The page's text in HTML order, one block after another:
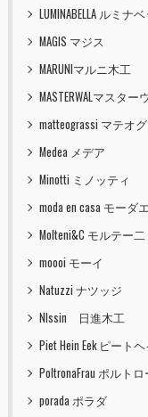
LUMINABELLA ルミナ
MAGIS マジス
MARUNIマルニ木工
MASTERWALマスタ
matteograssi マテオ
Medea メデア
Minotti ミノッティ
moda en casa モーダ
Molteni&C モルテー二
moooi モーイ
Natuzzi ナツッジ
NIssin 日進木工
Piet Hein Eek ピート
PoltronaFrau ポルト
porada ポラダ